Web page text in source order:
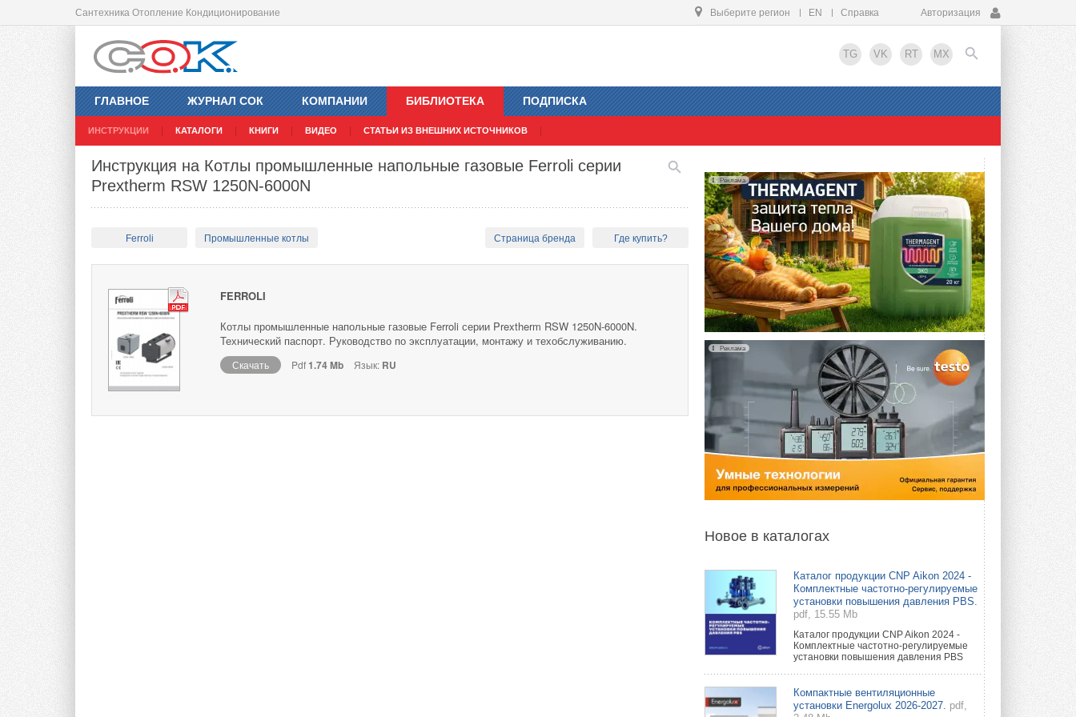
Сантехника Отопление Кондиционирование Выберите регион EN Справка Авторизация
TG VK RT MX
ГЛАВНОЕ ЖУРНАЛ СОК КОМПАНИИ БИБЛИОТЕКА
ИНСТРУКЦИИ КАТАЛОГИ КНИГИ ВИДЕО СТАТЬИ ИЗ ВНЕШНИХ ИСТОЧНИКОВ
ПОДПИСКА
EN
Инструкция на Котлы промышленные напольные газовые Ferroli серии
Prextherm RSW 1250N-6000N
Ferroli Промышленные котлы Страница бренда Где купить?
FERROLI
Котлы промышленные напольные газовые Ferroli серии Prextherm RSW 1250N-6000N.
Технический паспорт. Руководство по эксплуатации, монтажу и техобслуживанию.
Скачать Pdf1.74 Mb Язык: RU
Реклама
Реклама
Новое в каталогах
Каталог продукции CNP Aikon 2024 -
Комплектные частотно-регулируемые
установки повышения давления PBS.
pdf, 15.55 Mb
Каталог продукции CNP Aikon 2024 -
Комплектные частотно-регулируемые
установки повышения давления PBS
Компактные вентиляционные
установки Energolux 2026-2027. pdf,